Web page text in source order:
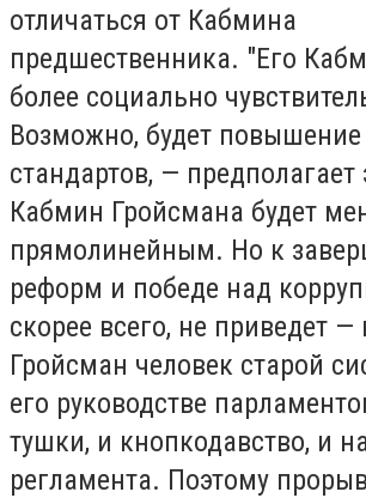
отличаться от Кабмина
предшественника. "Его
более социально
Возможно, будет
стандартов, — предполагает
Кабмин Гройсмана будет
прямолинейным. Но к
реформ и победе над
скорее всего, не приведет —
Гройсман человек старой
его руководстве
тушки, и кнопкодавство, и
регламента. Поэтому